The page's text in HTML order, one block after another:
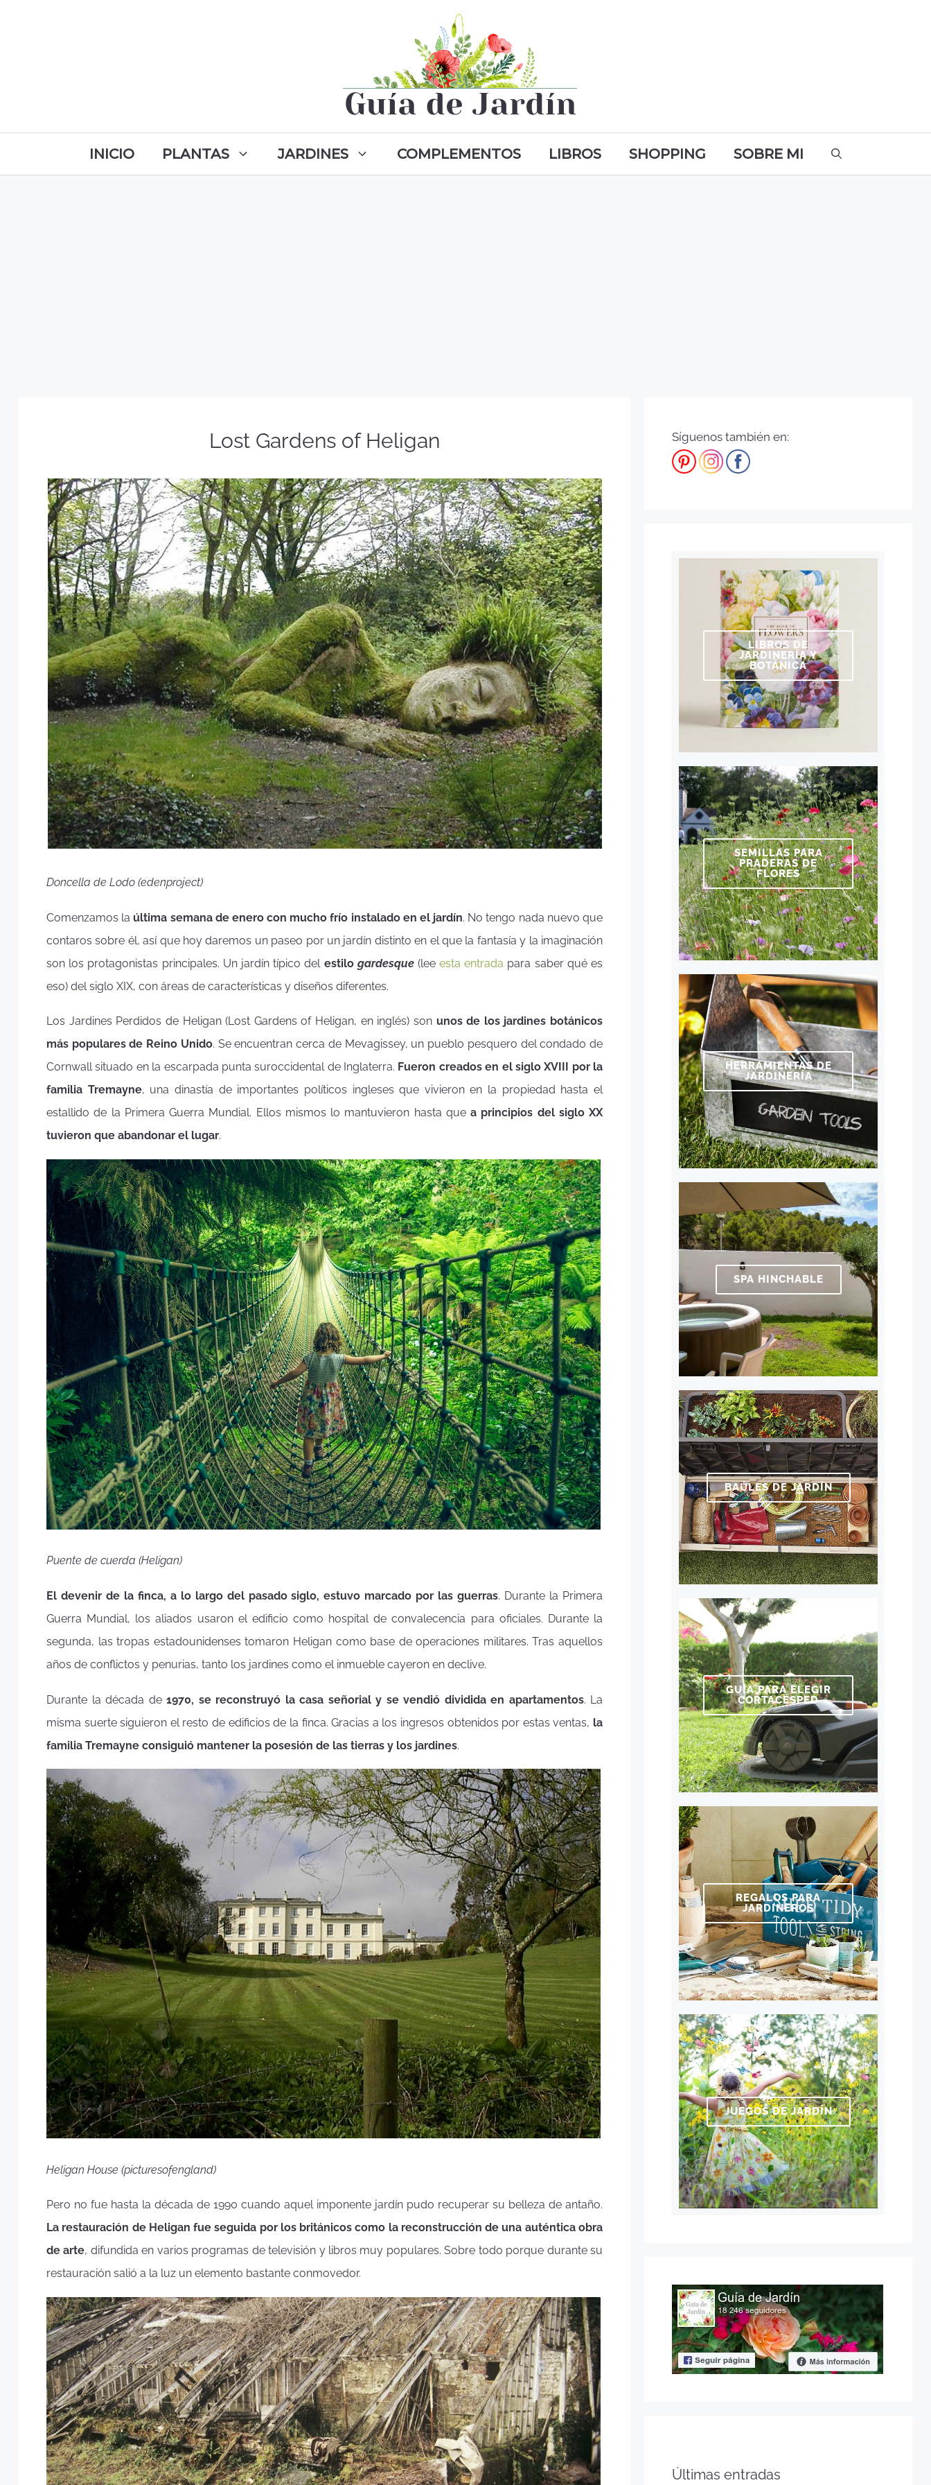
INICIO PLANTAS JARDINES COMPLEMENTOS LIBROS SHOPPING SOBRE MI
Lost Gardens of Heligan
Doncella de Lodo (edenproject)
Comenzamos la última semana de enero con mucho frío instalado en el jardín. No tengo nada nuevo que
contaros sobre él, así que hoy daremos un paseo por un jardín distinto en el que la fantasía y la imaginación
son los protagonistas principales. Un jardín típico del estilo gardesque (leeesta entrada para saber qué es
eso) del siglo XIX, con áreas de características y diseños diferentes.
Los Jardines Perdidos de Heligan (Lost Gardens of Heligan, en inglés) son unos de los jardines botánicos
más populares de Reino Unido. Se encuentran cerca de Mevagissey, un pueblo pesquero del condado de
Cornwall situado en la escarpada punta suroccidental de Inglaterra. Fueron creados en el siglo XVIII por la
familia Tremayne, una dinastía de importantes políticos ingleses que vivieron en la propiedad hasta el
estallido de la Primera Guerra Mundial. Ellos mismos lo mantuvieron hasta que a principios del siglo XX
tuvieron que abandonar el lugar.
Puente de cuerda (Heligan)
El devenir de la finca, a lo largo del pasado siglo, estuvo marcado por las guerras. Durante la Primera
Guerra Mundial, los aliados usaron el edificio como hospital de convalecencia para oficiales. Durante la
segunda, las tropas estadounidenses tomaron Heligan como base de operaciones militares. Tras aquellos
años de conflictos y penurias, tanto los jardines como el inmueble cayeron en declive.
Durante la década de 1970, se reconstruyó la casa señorial y se vendió dividida en apartamentos. La
misma suerte siguieron el resto de edificios de la finca. Gracias a los ingresos obtenidos por estas ventas, la
familia Tremayne consiguió mantener la posesión de las tierras y los jardines.
Heligan House (picturesofengland)
Pero no fue hasta la década de 1990 cuando aquel imponente jardín pudo recuperar su belleza de antaño.
La restauración de Heligan fue seguida por los británicos como la reconstrucción de una auténtica obra
de arte, difundida en varios programas de televisión y libros muy populares. Sobre todo porque durante su
restauración salió a la luz un elemento bastante conmovedor.
Síguenos también en:
LIBROS DE
JARDINERÍA Y
BOTÁNICA
SEMILLAS PARA
PRADERAS DE
FLORES
HERRAMIENTAS DE
JARDINERÍA
SPA HINCHABLE
BAÚLES DE JARDÍN
GUÍA PARA ELEGIR
CORTACÉSPED
REGALOS PARA
JARDINEROS
JUEGOS DE JARDÍN
Últimas entradas